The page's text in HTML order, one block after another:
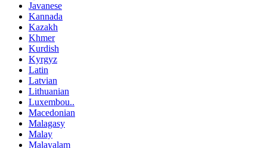
Javanese
Kannada
Kazakh
Khmer
Kurdish
Kyrgyz
Latin
Latvian
Lithuanian
Luxembou..
Macedonian
Malagasy
Malay
Malayalam